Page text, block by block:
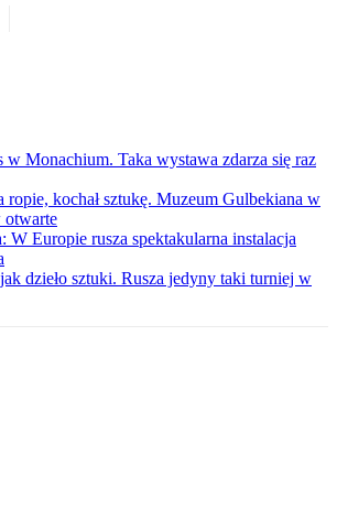
Monachium. Taka wystawa zdarza się raz
ropie, kochał sztukę. Muzeum Gulbekiana w
W Europie rusza spektakularna instalacja
dzieło sztuki. Rusza jedyny taki turniej w